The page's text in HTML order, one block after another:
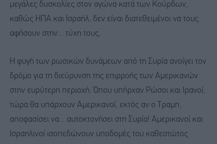
μεγάλες δυσκολίες στον αγώνα κατά των Κούρδων,
καθώς ΗΠΑ και Ισραήλ, δεν είναι διατεθειμένοι να τους
αφήσουν στην... τύχη τους,
Η φυγή των ρωσικών δυνάμεων από τη Συρία ανοίγει τον
δρόμο για τη διεύρυνση της επιρροής των Αμερικανών
στην ευρύτερη περιοχή. Όπου υπήρχαν Ρώσοι και Ιρανοί,
τώρα θα υπάρχουν Αμερικανοί, εκτός αν ο Τραμπ,
αποφασίσει να... αυτοκτονήσει στη Συρία! Αμερικανοί και
Ισραηλινοί ισοπεδώνουν υποδομές του καθεστώτος